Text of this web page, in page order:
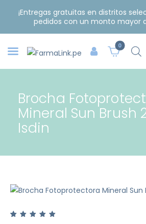
¡Entregas gratuitas en distritos
pedidos con un monto mayor
0
Brocha
Mineral Sun Brush
Isdin